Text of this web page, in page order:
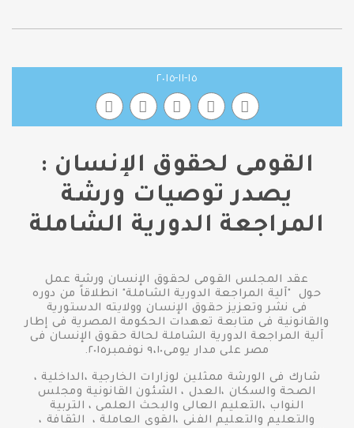
١٥-١١-٢٠١٥
القومى لحقوق الإنسان :
يصدر توصيات ورشة
المراجعة الدورية الشاملة
عقد المجلس القومى لحقوق الإنسان ورشة عمل
حول "آلية المراجعة الدورية الشاملة" انطلاقاً من دوره
فى نشر وتعزيز حقوق الإنسان وولايته الدستورية
والقانونية فى متابعة تعهدات الحكومة المصرية فى إطار
آلية المراجعة الدورية الشاملة لحالة حقوق الإنسان فى
مصر على مدار يومى٩،١٠ نوفمبر٢٠١٥.
شارك فى الورشة ممثلين لوزارات الخارجية ،الداخلية ،
الصحة والسكان ،العدل ، الشئون القانونية ومجلس
النواب ،التعليم العالى والبحث العلمى ، التربية
والتعليم والتعليم الفنى ،القوى العاملة ، الثقافة ،